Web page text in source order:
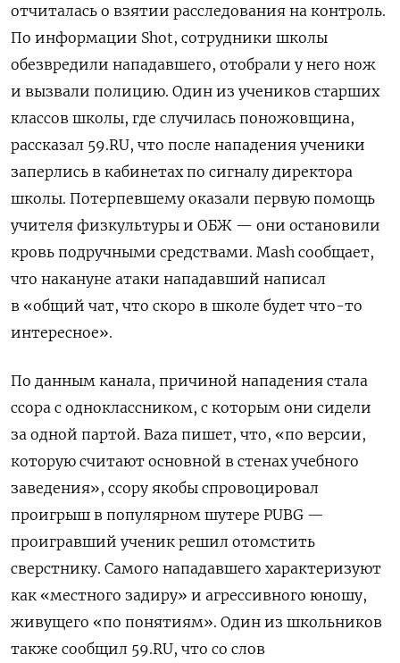
отчиталась о взятии расследования на контроль.
По информации Shot, сотрудники школы
обезвредили нападавшего, отобрали у него нож
и вызвали полицию. Один из учеников старших
классов школы, где случилась поножовщина,
рассказал 59.RU, что после нападения ученики
заперлись в кабинетах по сигналу директора
школы. Потерпевшему оказали первую помощь
учителя физкультуры и ОБЖ — они остановили
кровь подручными средствами. Mash сообщает,
что накануне атаки нападавший написал
в «общий чат, что скоро в школе будет что-то
интересное».
По данным канала, причиной нападения стала
ссора с одноклассником, с которым они сидели
за одной партой. Baza пишет, что, «по версии,
которую считают основной в стенах учебного
заведения», ссору якобы спровоцировал
проигрыш в популярном шутере PUBG —
проигравший ученик решил отомстить
сверстнику. Самого нападавшего характеризуют
как «местного задиру» и агрессивного юношу,
живущего «по понятиям». Один из школьников
также сообщил 59.RU, что со слов